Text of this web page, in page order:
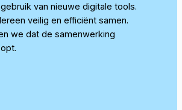
van nieuwe digitale tools.
veilig en efficiënt samen.
we dat de samenwerking